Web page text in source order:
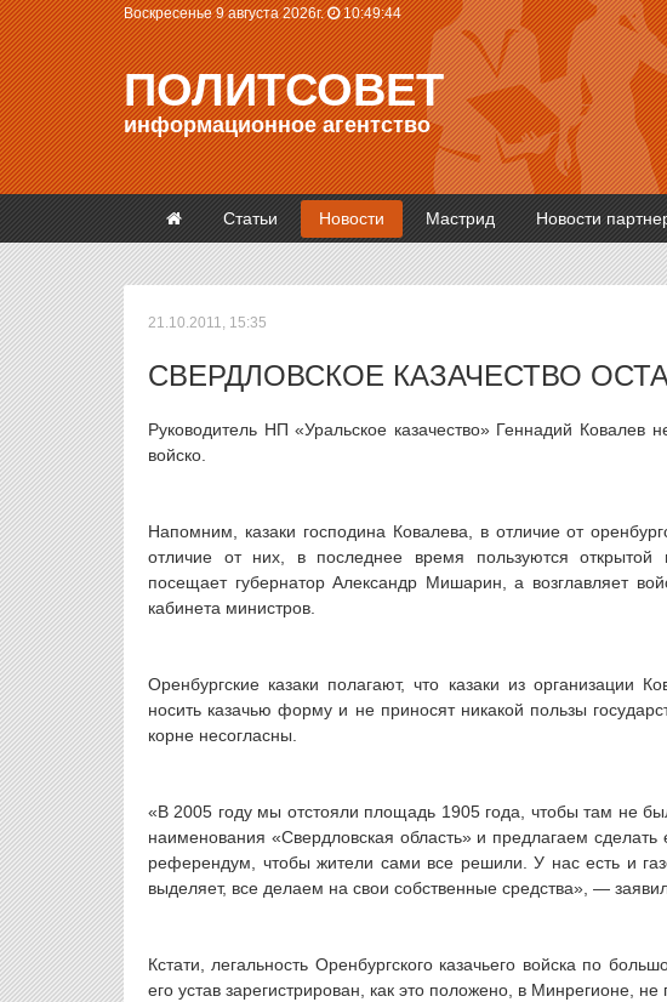
Воскресенье 9 августа 2026г. 10:49:44
ПОЛИТСОВЕТ
информационное агентство
Статьи Новости Мастрид Новости
21.10.2011, 15:35
СВЕРДЛОВСКОЕ КАЗАЧЕСТВО
Руководитель НП «Уральское казачество» Геннадий Ковалев
войско.
Напомним, казаки господина Ковалева, в отличие от
отличие от них, в последнее время пользуются открытой
посещает губернатор Александр Мишарин, а возглавляет
кабинета министров.
Оренбургские казаки полагают, что казаки из организации
носить казачью форму и не приносят никакой пользы
корне несогласны.
«В 2005 году мы отстояли площадь 1905 года, чтобы там не
наименования «Свердловская область» и предлагаем
референдум, чтобы жители сами все решили. У нас есть и
выделяет, все делаем на свои собственные средства», —
Кстати, легальность Оренбургского казачьего войска по
его устав зарегистрирован, как это положено, в Минрегионе, не